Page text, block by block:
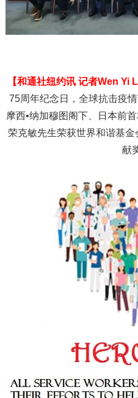
【和通社纽约讯 记者Wen Yi
75周年纪念日，全球抗击疫
摩西•纳加穆图阁下、日本前
荣克敏先生荣获世界和谐基
献